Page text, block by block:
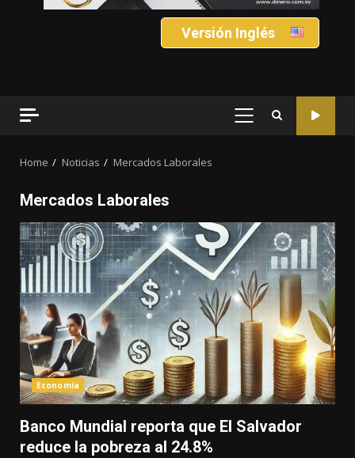
Versión Inglés
PRIMARY
Home Noticias Mercados Laborales
Mercados Laborales
Economía
Banco Mundial reporta que El Salvador
reduce la pobreza al 24.8%